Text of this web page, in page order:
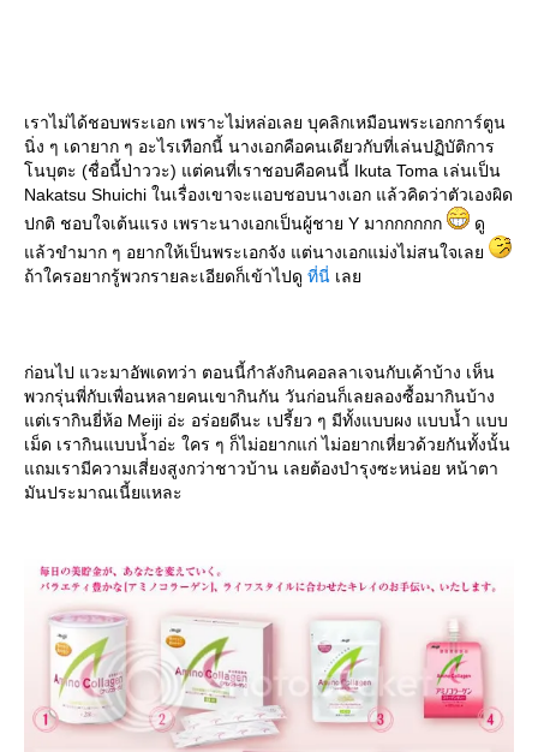
เราไม่ได้ชอบพระเอก เพราะไม่หล่อเลย บุคลิกเหมือนพระเอกการ์ตูน
นิ่ง ๆ เดายาก ๆ อะไรเทือกนี้ นางเอกคือคนเดียวกับที่เล่นปฏิบัติการ
นบุตะ (ชื่อนี้ป่าววะ) แต่คนที่เราชอบคือคนนี้ Ikuta Toma เล่นเป็น
Nakatsu Shuichi ในเรื่องเขาจะแอบชอบนางเอก แล้วคิดว่าตัวเองผิด
ปกติ ชอบใจเต้นแรง เพราะนางเอกเป็นผู้ชาย Y มากกกกกก
ดู
ล้วขำมาก ๆ อยากให้เป็นพระเอกจัง แต่นางเอกแม่งไม่สนใจเล
ถ้าใครอยากรู้พวกรายละเอียดก็เข้าไปดู ที่นี่ เล
ก่อนไป แวะมาอัพเดทว่า ตอนนี้กำลังกินคอลลาเจนกับเค้าบ้าง เห็น
พวกรุ่นพี่กับเพื่อนหลายคนเขากินกัน วันก่อนก็เลยลองซื้อมากินบ้าง
ต่เรากินยี่ห้อ Meiji อ่ะ อร่อยดีนะ เปรี้ยว ๆ มีทั้งแบบผง แบบน้ำ แบบ
เม็ด เรากินแบบน้ำอ่ะ ใคร ๆ ก็ไม่อยากแก่ ไม่อยากเหี่ยวด้วยกันทั้งนั้น
ถมเรามีความเสี่ยงสูงกว่าชาวบ้าน เลยต้องบำรุงซะหน่อย หน้าตา
มันประมาณเนี้ยแหละ